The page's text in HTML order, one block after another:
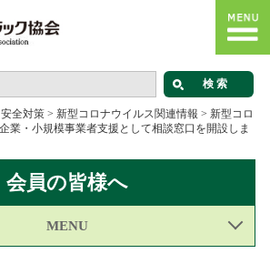
安全対策> 新型コロナウイルス関連情報 > 新型コロ
業・小規模事業者支援として相談窓口を開設しま
会員の皆様へ
MENU